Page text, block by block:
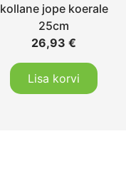
kollane jope koerale
25cm
26,93€
Lisa korvi